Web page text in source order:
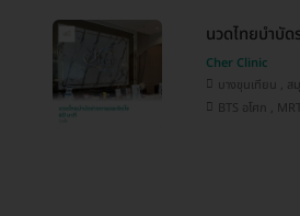
นวดไทยบำบัด
Cher Clinic
BTS อโ